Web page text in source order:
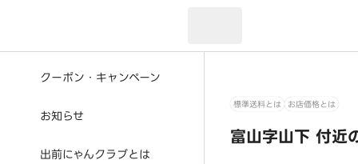
クーポン・キャンペーン
お知らせ
出前にゃんクラブとは
標準送料とは お店価格とは
富山字山下 付近